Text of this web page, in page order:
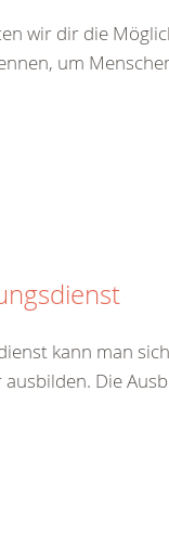
wir dir die
um
kann man
Die